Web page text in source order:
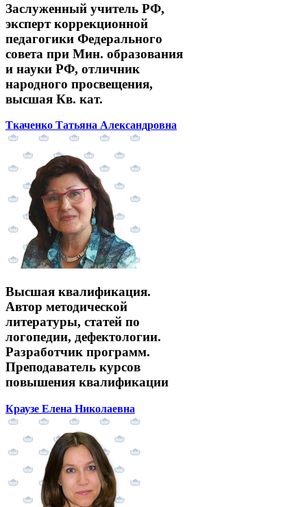
Заслуженный учитель РФ,
эксперт коррекционной
педагогики Федерального
совета при Мин. образования
и науки РФ, отличник
народного просвещения,
высшая Кв. кат.
Ткаченко Татьяна Александровна
Высшая квалификация.
Автор методической
литературы, статей по
логопедии, дефектологии.
Разработчик программ.
Преподаватель курсов
повышения квалификации
Краузе Елена Николаевна